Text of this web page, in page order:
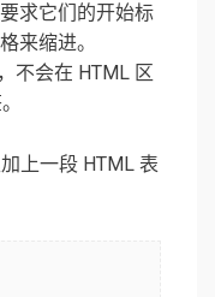
求它们的开始标
来缩进。
不会在 HTML 区
上一段 HTML 表